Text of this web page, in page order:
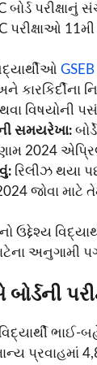
બોર્ડ
પરીક્ષાઓ
GSEB
વિષયોની
સમયરેખા:
2024
રિલીઝ થયા
જોવા
ઉદ્દેશ્ય
અનુગામી
ભાઈ-
પ્રવાહમાં